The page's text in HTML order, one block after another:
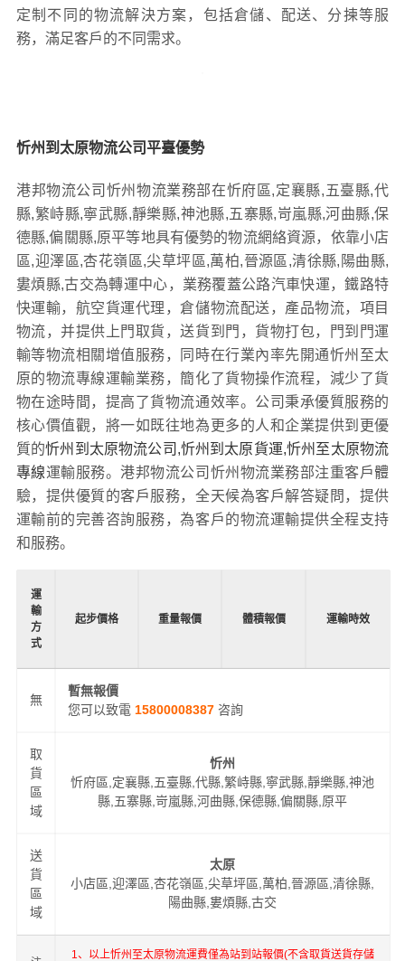
定制不同的物流解決方案，包括倉儲、配送、分揀等服
務，滿足客戶的不同需求。
忻州到太原物流公司平臺優勢
港邦物流公司忻州物流業務部在忻府區,定襄縣,五臺縣,代
縣,繁峙縣,寧武縣,靜樂縣,神池縣,五寨縣,岢嵐縣,河曲縣,保
德縣,偏關縣,原平等地具有優勢的物流網絡資源，依靠小店
區,迎澤區,杏花嶺區,尖草坪區,萬柏,晉源區,清徐縣,陽曲縣,
婁煩縣,古交為轉運中心，業務覆蓋公路汽車快運，鐵路特
快運輸，航空貨運代理，倉儲物流配送，產品物流，項目
物流，并提供上門取貨，送貨到門，貨物打包，門到門運
輸等物流相關增值服務，同時在行業內率先開通忻州至太
原的物流專線運輸業務，簡化了貨物操作流程，減少了貨
物在途時間，提高了貨物流通效率。公司秉承優質服務的
核心價值觀，將一如既往地為更多的人和企業提供到更優
質的忻州到太原物流公司,忻州到太原貨運,忻州至太原物流
專線運輸服務。港邦物流公司忻州物流業務部注重客戶體
驗，提供優質的客戶服務，全天候為客戶解答疑問，提供
運輸前的完善咨詢服務，為客戶的物流運輸提供全程支持
和服務。
運
輸
方
式
起步價格 重量報價 體積報價 運輸時效
無
暫無報價
您可以致電 15800008387 咨詢
取
貨
區
域
忻州
忻府區,定襄縣,五臺縣,代縣,繁峙縣,寧武縣,靜樂縣,神池
縣,五寨縣,岢嵐縣,河曲縣,保德縣,偏關縣,原平
送
貨
區
域
太原
小店區,迎澤區,杏花嶺區,尖草坪區,萬柏,晉源區,清徐縣,
陽曲縣,婁煩縣,古交
1、以上忻州至太原物流運費僅為站到站報價(不含取貨送貨存儲